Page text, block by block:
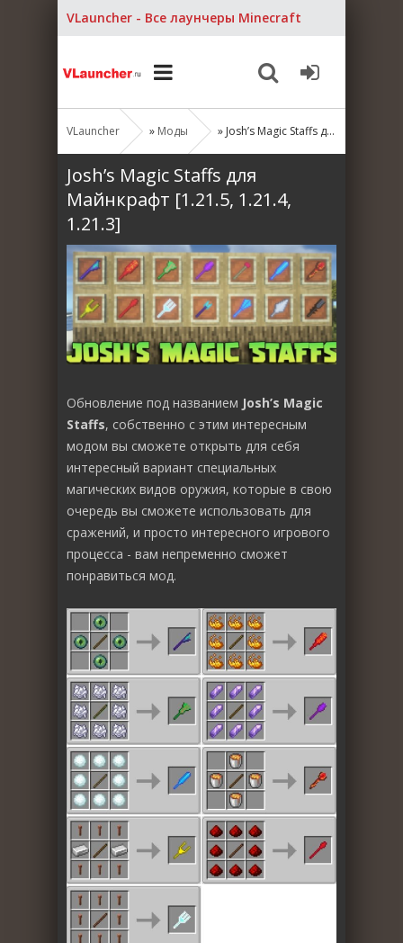
VLauncher - Все лаунчеры Minecraft
VLauncher » Моды » Josh’s Magic Staffs для Майнкрафт [1.21.5, 1.21.4, 1.21.3]
Josh’s Magic Staffs для
Майнкрафт [1.21.5, 1.21.4,
1.21.3]
Обновление под названием Josh’s Magic
Staffs, собственно с этим интересным
модом вы сможете открыть для себя
интересный вариант специальных
магических видов оружия, которые в свою
очередь вы сможете использовать для
сражений, и просто интересного игрового
процесса - вам непременно сможет
понравиться мод.